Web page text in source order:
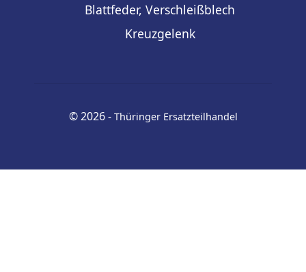
Blattfeder, Verschleißblech
Kreuzgelenk
© 2026 - Thüringer Ersatzteilhandel